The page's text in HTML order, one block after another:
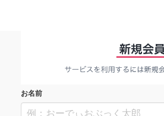
お名前